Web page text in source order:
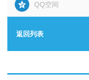
QQ空间
返回列表